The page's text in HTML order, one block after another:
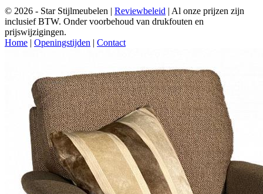
© 2026 - Star Stijlmeubelen | Reviewbeleid | Al onze prijzen zijn
inclusief BTW. Onder voorbehoud van drukfouten en
prijswijzigingen.
Home | Openingstijden | Contact